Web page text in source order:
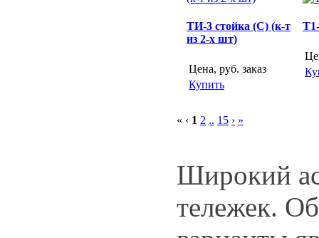
ТИ-3 стойка (С) (к-т
из 2-х шт)
Цена, руб. заказ
Купить
« ‹ 1 2 .. 15 › »
Широкий
тележек.